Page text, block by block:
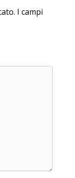
I campi